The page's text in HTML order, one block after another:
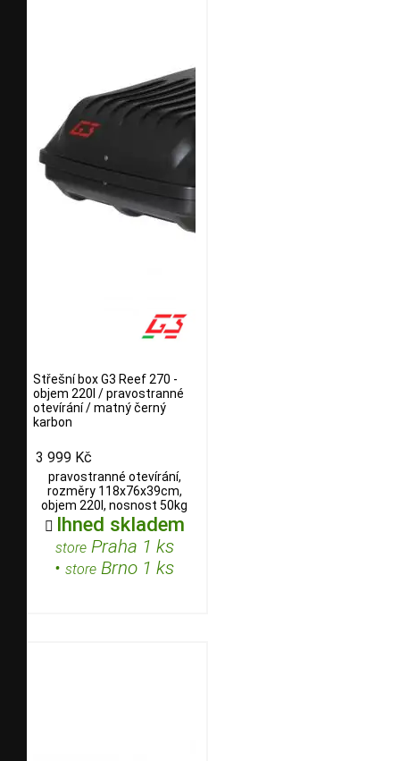
Střešní box G3 Reef 270 -
objem 220l / pravostranné
otevírání / matný černý
karbon
3 999 Kč
pravostranné otevírání,
rozměry 118x76x39cm,
objem 220l, nosnost 50kg
 Ihned skladem
storePraha 1 ks
• store Brno 1 ks